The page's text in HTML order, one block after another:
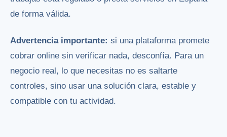
de forma válida.
Advertencia importante: si una plataforma promete
cobrar online sin verificar nada, desconfía. Para un
negocio real, lo que necesitas no es saltarte
controles, sino usar una solución clara, estable y
compatible con tu actividad.